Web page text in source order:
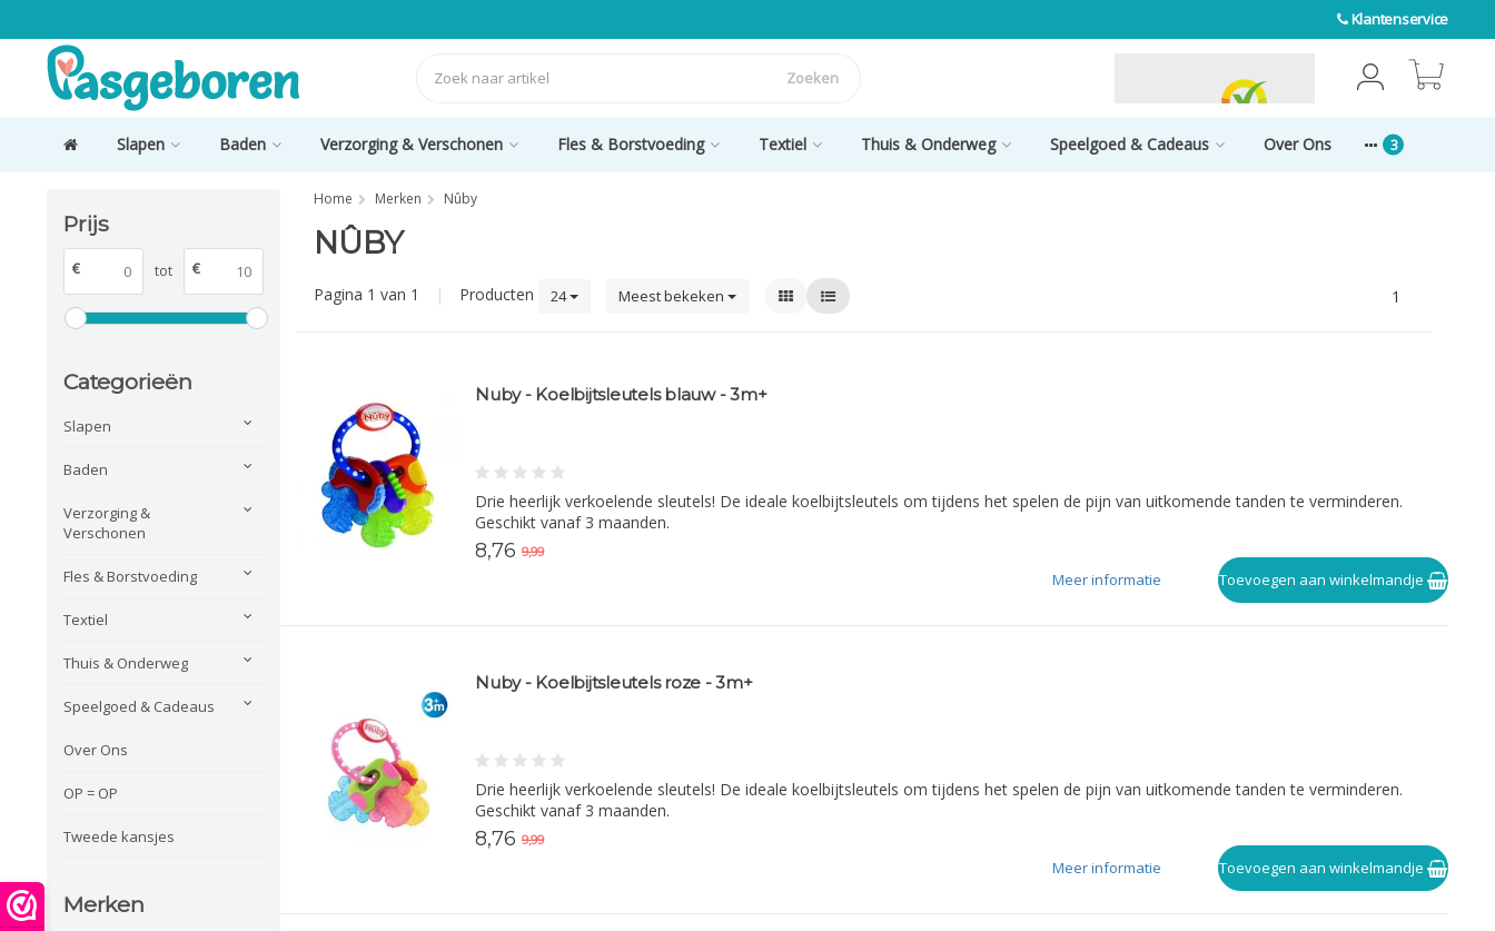
Klantenservice
Zoeken
Slapen Baden Verzorging & Verschonen Fles & Borstvoeding Textiel Thuis & Onderweg Speelgoed & Cadeaus Over Ons
Prijs
€ tot €
Categorieën
Slapen
Baden
Verzorging &
Verschonen
Fles & Borstvoeding
Textiel
Thuis & Onderweg
Speelgoed & Cadeaus
Over Ons
OP = OP
Tweede kansjes
Merken
Home Merken Nûby
NÛBY
Pagina 1 van 1 | Producten 24 Meest bekeken 1
Nuby - Koelbijtsleutels blauw - 3m+
Drie heerlijk verkoelende sleutels! De ideale koelbijtsleutels om tijdens het spelen de pijn van uitkomende tanden te verminderen.
Geschikt vanaf 3 maanden.
8,76 9,99
Toevoegen aan winkelmandje
Meer informatie
Nuby - Koelbijtsleutels roze - 3m+
Drie heerlijk verkoelende sleutels! De ideale koelbijtsleutels om tijdens het spelen de pijn van uitkomende tanden te verminderen.
Geschikt vanaf 3 maanden.
8,76 9,99
Toevoegen aan winkelmandje
Meer informatie